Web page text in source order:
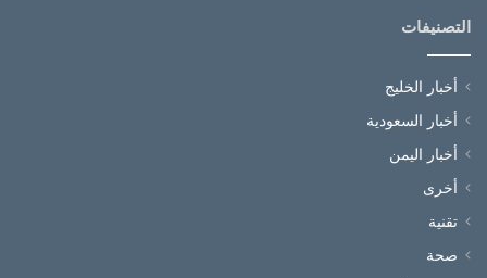
التصنيفات
أخبار الخليج
أخبار السعودية
أخبار اليمن
أخرى
تقنية
صحة